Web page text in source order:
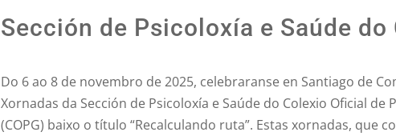
Sección de Psicoloxía e Saúde do
Do 6 ao 8 de novembro de 2025, celebraranse en Santiago de
Xornadas da Sección de Psicoloxía e Saúde do Colexio Oficial de
(COPG) baixo o título “Recalculando ruta”. Estas xornadas, que